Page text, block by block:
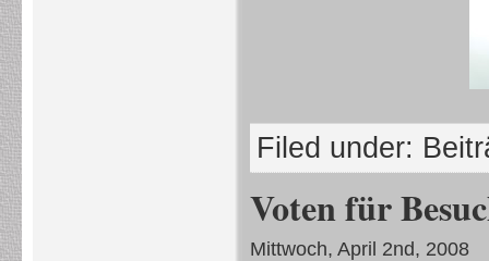
Filed under:
Voten für
Mittwoch, April 2nd, 2008